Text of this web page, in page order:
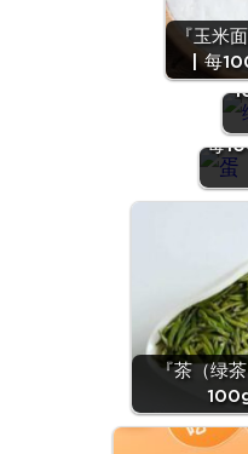
『玉米
| 每
(
蛋
每
『茶（绿